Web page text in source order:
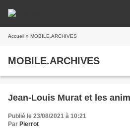
Accueil » MOBILE.ARCHIVES
MOBILE.ARCHIVES
Jean-Louis Murat et les
Publié le 23/08/2021 à 10:21
Par Pierrot